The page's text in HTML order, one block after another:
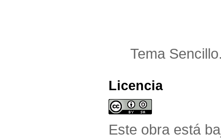
Tema
Licencia
Este obra está